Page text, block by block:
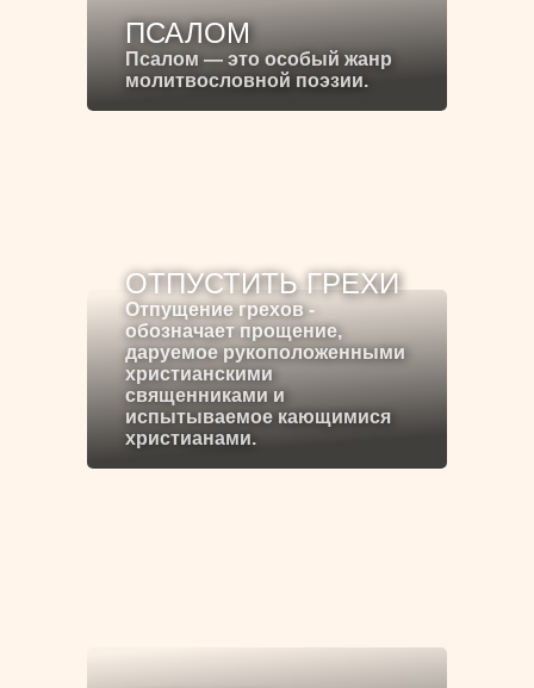
ПСАЛОМ
Псалом — это особый жанр
молитвословной поэзии.
ОТПУСТИТЬ ГРЕХИ
Отпущение грехов -
обозначает прощение,
даруемое рукоположенными
христианскими
священниками и
испытываемое кающимися
христианами.